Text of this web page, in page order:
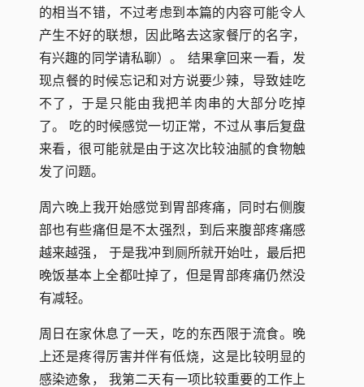
的相当不错，不过考虑到本篇的内容可能令人
产生不好的联想，因此略去这家餐厅的名字，
有兴趣的同学请私聊）。 结果拿回来一看，发
现点餐的时候忘记和对方说要少辣，导致娃吃
不了，于是只能由我把羊肉串的大部分吃掉
了。 吃的时候感觉一切正常，不过从事后复盘
来看，很可能就是由于这次比较油腻的食物触
发了问题。
周六晚上我开始感觉到胃部疼痛，同时右侧腹
部也有些痛但是不太强烈，到后来腹部疼痛感
越来越强， 于是我冲到厕所就开始吐，最后把
晚饭基本上全都吐掉了，但是胃部疼痛仍然没
有减轻。
周日在家休息了一天，吃的东西限于流食。晚
上还是疼得厉害并伴有低烧，这是比较明显的
感染迹象， 我第二天有一项比较重要的工作上